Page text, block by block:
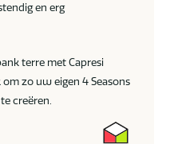
en erg
terre met Capresi
zo uw eigen 4 Seasons
creëren.